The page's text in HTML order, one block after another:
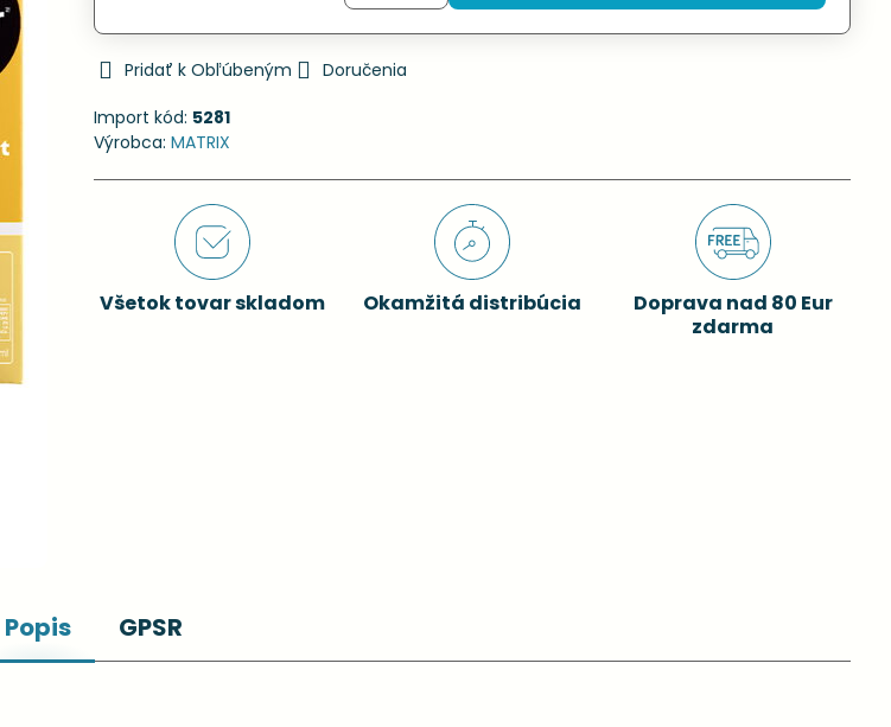
Pridať k Obľúbeným
Doručenia
Import kód: 5281
Výrobca: MATRIX
Všetok tovar skladom Okamžitá distribúcia
Doprava nad 80 Eur
zdarma
Popis GPSR